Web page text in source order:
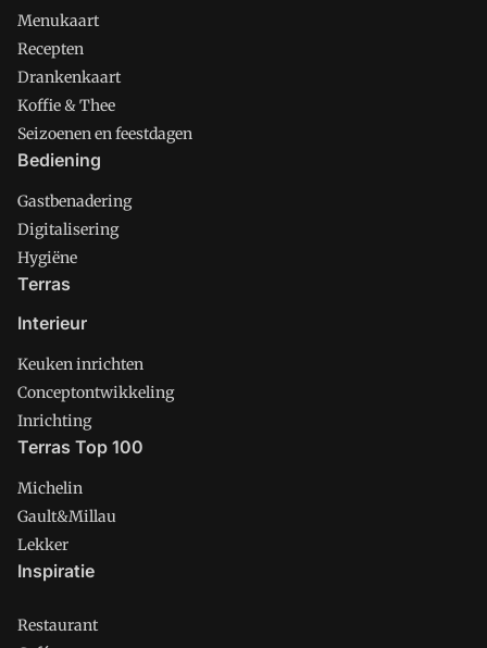
Menukaart
Recepten
Drankenkaart
Koffie & Thee
Seizoenen en feestdagen
Bediening
Gastbenadering
Digitalisering
Hygiëne
Terras
Interieur
Keuken inrichten
Conceptontwikkeling
Inrichting
Terras Top 100
Michelin
Gault&Millau
Lekker
Inspiratie
Restaurant